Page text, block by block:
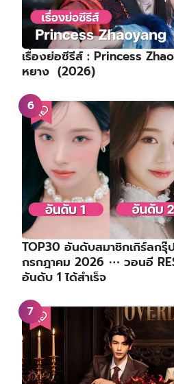
เรื่องย่อซีรีส์ : Princess
หยาง (2026)
TOP30 อันดับสมาชิกเกิร์ลกรุ๊
กรกฎาคม 2026 ⋯ วอนอี
อันดับ 1 ได้สำเร็จ